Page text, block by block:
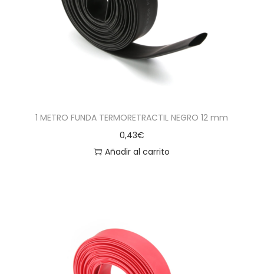
1 METRO FUNDA TERMORETRACTIL NEGRO 12 mm
0,43€
Añadir al carrito